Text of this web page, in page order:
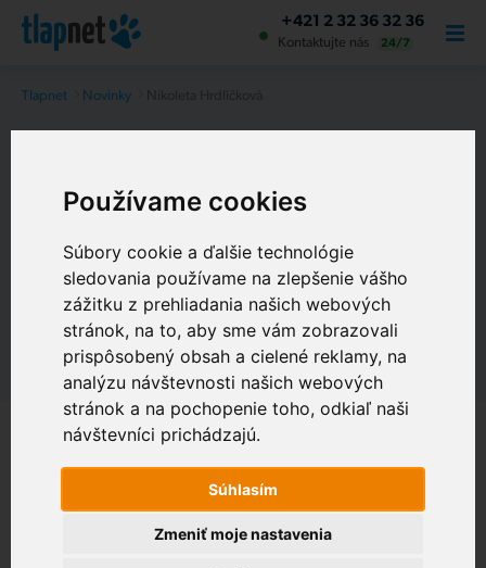
Používame cookies
Súbory cookie a ďalšie technológie
sledovania používame na zlepšenie vášho
zážitku z prehliadania našich webových
stránok, na to, aby sme vám zobrazovali
prispôsobený obsah a cielené reklamy, na
analýzu návštevnosti našich webových
stránok a na pochopenie toho, odkiaľ naši
návštevníci prichádzajú.
Súhlasím
Zmeniť moje nastavenia
+421 2 32 36 32 36
Kontaktujte nás 24/7
O NÁS
Tlapnet Novinky